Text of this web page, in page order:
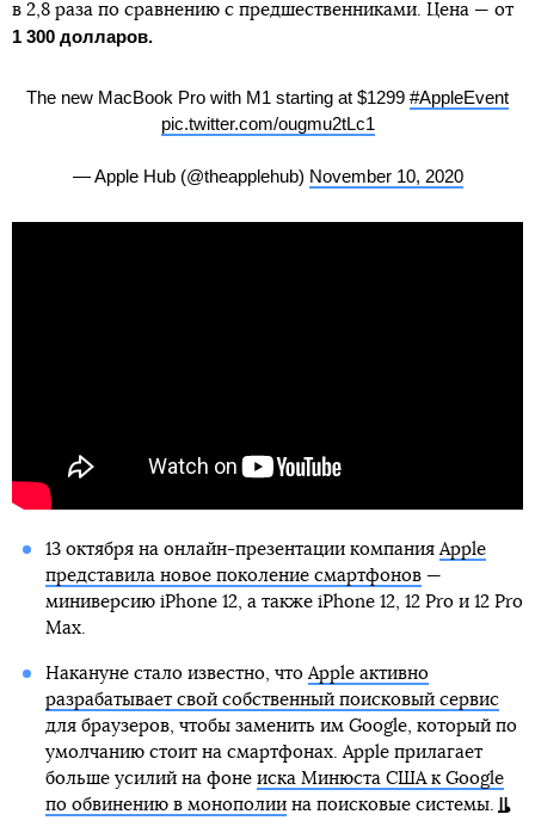
в 2,8 раза по сравнению с предшественниками. Цена — от
1 300 долларов.
The new MacBook Pro with M1 starting at $1299 #AppleEvent
pic.twitter.com/ougmu2tLc1
— Apple Hub (@theapplehub) November 10, 2020
13 октября на онлайн-презентации компания Apple
представила новое поколение смартфонов—
миниверсию iPhone 12, а также iPhone 12, 12 Pro и 12 Pro
Max.
Накануне стало известно, что Apple активно
разрабатывает свой собственный поисковый сервис
для браузеров, чтобы заменить им Google, который по
умолчанию стоит на смартфонах. Apple прилагает
больше усилий на фоне иска Минюста США к Google
по обвинению в монополиина поисковые системы.